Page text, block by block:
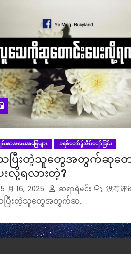
းစာအမေးအဖြေများ ခရစ်တော်၌အိပ်ပျော်ခြင်း
ပြီးတဲ့သူတွေအတွက်ဆုတေ
းလို့ရလားတဲ့?
5 月 16, 2025 ဆရာရဲမင်း 没有评
ပြီးတဲ့သူတွေအတွက်ဆ…